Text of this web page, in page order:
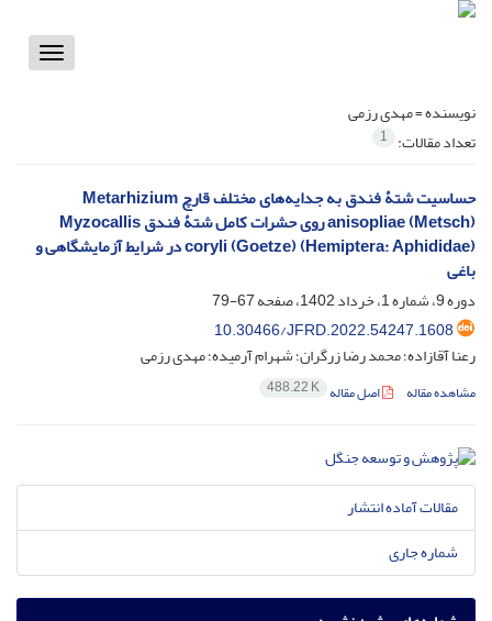
Toggle
نویسنده =مهدی رزمی
تعداد مقالات: 1
حساسیت شتۀ فندق به جدایه‌‌های مختلف قارچ ‏Metarhizium
anisopliae (Metsch)‎‏ روی حشرات کامل شتۀ ‏فندق ‏Myzocallis
coryli (Goetze) (Hemiptera: Aphididae‎)‎‏ در شرایط‎ ‎آزمایشگاهی و
باغی
دوره 9، شماره 1، خرداد 1402، صفحه
67-79
10.30466/JFRD.2022.54247.1608
رعنا آقازاده؛ محمد رضا زرگران؛ شهرام آرمیده؛ مهدی رزمی
مشاهده مقاله اصل مقاله 488.22 K
مقالات آماده انتشار
شماره جاری